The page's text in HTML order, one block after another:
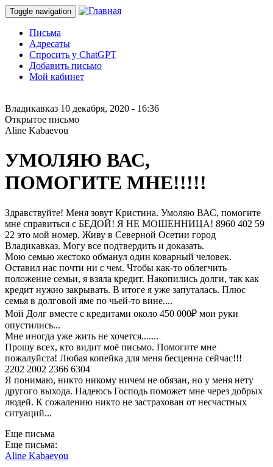
Toggle navigation
Письма
Адресаты
Спросить у ChatGPT
Добавить письмо
Мой кабинет
Владикавказ 10 декабря, 2020 - 16:36
Открытое письмо
Aline Kabaevou
УМОЛЯЮ ВАС,
ПОМОГИТЕ МНЕ!!!!!
Здравствуйте! Меня зовут Кристина. Умоляю ВАС, помогите
мне справиться с БЕДОЙ! Я НЕ МОШЕННИЦА! 8960 402 59
22 это мой номер. Живу в Северной Осетии город
Владикавказ. Могу все подтвердить и доказать.
Мою семью жестоко обманул один коварный человек.
Оставил нас почти ни с чем. Чтобы как-то облегчить
положение семьи, я взяла кредит. Накопились долги, так как
кредит нужно закрывать. В итоге я уже запуталась. Плюс
семья в долговой яме по чьей-то вине....
Мой Долг вместе с кредитами около 450 000₽ мои руки
опустились...
Мне иногда уже жить не хочется.......
Прошу всех, кто видит моё письмо. Помогите мне
пожалуйста! Любая копейка для меня бесценна сейчас!!!
2202 2002 2366 6304
Я понимаю, никто никому ничем не обязан, но у меня нету
другого выхода. Надеюсь Господь поможет мне через добрых
людей. К сожалению никто не застрахован от несчастных
ситуаций...
Еще письма
Еще письма:
Aline Kabaevou